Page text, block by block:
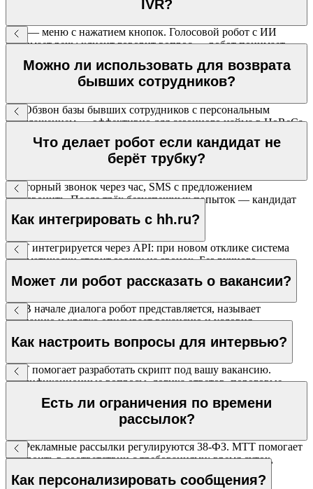
IVR?
IVR — меню с нажатием кнопок. Голосовой робот с ИИ
понимает речь: клиент говорит вопрос — робот понимает
Можно ли использовать для возврата
бывших сотрудников?
Да. Обзвон базы бывших сотрудников с персональным
приглашением — эффективно для сезонного найма в HoReCa,
ритейле и логистике.
Что делает робот если кандидат не
берёт трубку?
Повторный звонок через час, SMS с предложением
перезвонить. После трёх безуспешных попыток — кандидат
помечается как недостижимый.
Как интегрировать с hh.ru?
МТТ интегрируется через API: при новом отклике система
автоматически ставит задачу на звонок. Без ручного
Может ли робот рассказать о вакансии?
Да. В начале диалога робот представляется, называет
компанию и кратко описывает вакансию и условия.
Как настроить вопросы для интервью?
МТТ помогает разработать скрипт под вашу вакансию.
Квалификационные вопросы, логика ответов, пороговые
Есть ли ограничения по времени
рассылок?
Да. Рекламные рассылки регулируются 38-ФЗ. МТТ помогает
настроить в соответствии с требованиями: время суток,
согласие пользователей, возможность отписки.
Как персонализировать сообщения?